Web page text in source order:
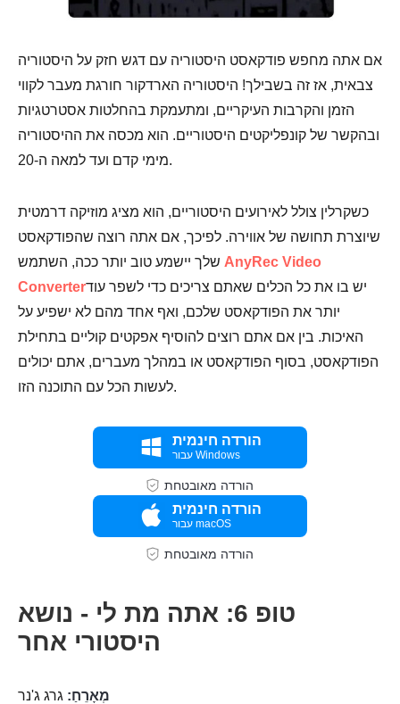
אם אתה מחפש פודקאסט היסטוריה עם דגש חזק על היסטוריה
צבאית, אז זה בשבילך! היסטוריה הארדקור חורגת מעבר לקווי
הזמן והקרבות העיקריים, ומתעמקת בהחלטות אסטרטגיות
ובהקשר של קונפליקטים היסטוריים. הוא מכסה את ההיסטוריה
מימי קדם ועד למאה ה-20.
כשקרלין צולל לאירועים היסטוריים, הוא מציג מוזיקה דרמטית
שיוצרת תחושה של אווירה. לפיכך, אם אתה רוצה שהפודקאסט
AnyRec Video
Converterיש בו את כל הכלים שאתם צריכים כדי לשפר עוד
יותר את הפודקאסט שלכם, ואף אחד מהם לא ישפיע על
האיכות. בין אם אתם רוצים להוסיף אפקטים קוליים בתחילת
הפודקאסט, בסוף הפודקאסט או במהלך מעברים, אתם יכולים
לעשות הכל עם התוכנה הזו.
הורדה חינמית
עבור Windows
הורדה מאובטחת
הורדה חינמית
עבור macOS
הורדה מאובטחת
טופ 6: אתה מת לי - נושא
היסטורי אחר
מְאָרֵחַ: גרג ג'נר